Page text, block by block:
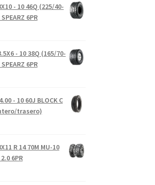
- 10 46Q (225/40-
6PR
- 10 38Q (165/70-
6PR
- 10 60J BLOCK C
trasero)
R 14 70M MU-10
6PR